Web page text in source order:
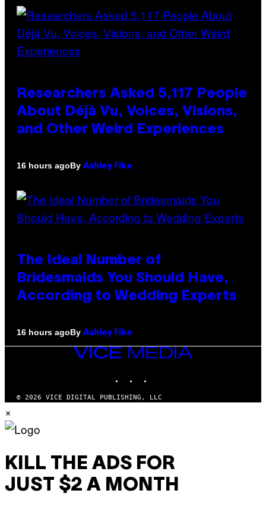
Researchers Asked 5,117 People
About Déjà Vu, Voices, Visions,
and Other Weird Experiences
16 hours agoBy Ashley Fike
The Ideal Number of
Bridesmaids You Should Have,
According to Wedding Experts
16 hours agoBy Ashley Fike
VICE
MEDIA
© 2026 VICE DIGITAL PUBLISHING, LLC
×
KILL THE ADS FOR
JUST $2 A MONTH